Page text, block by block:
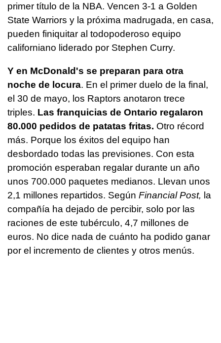
primer título de la NBA. Vencen 3-1 a Golden
State Warriors y la próxima madrugada, en casa,
pueden finiquitar al todopoderoso equipo
californiano liderado por Stephen Curry.
Y en McDonald's se preparan para otra
noche de locura. En el primer duelo de la final,
el 30 de mayo, los Raptors anotaron trece
triples. Las franquicias de Ontario regalaron
80.000 pedidos de patatas fritas. Otro récord
más. Porque los éxitos del equipo han
desbordado todas las previsiones. Con esta
promoción esperaban regalar durante un año
unos 700.000 paquetes medianos. Llevan unos
2,1 millones repartidos. Según Financial Post, la
compañía ha dejado de percibir, solo por las
raciones de este tubérculo, 4,7 millones de
euros. No dice nada de cuánto ha podido ganar
por el incremento de clientes y otros menús.